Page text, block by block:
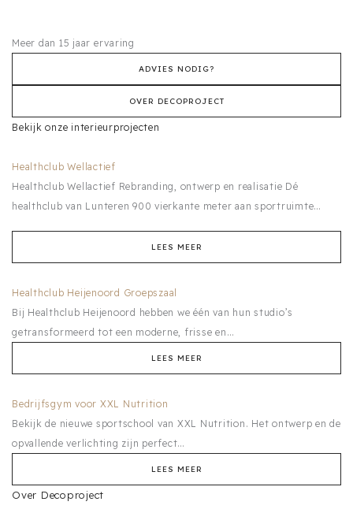
Meer dan 15 jaar ervaring
ADVIES NODIG?
OVER DECOPROJECT
Bekijk onze interieurprojecten
Healthclub Wellactief
Healthclub Wellactief Rebranding, ontwerp en realisatie Dé
healthclub van Lunteren 900 vierkante meter aan sportruimte…
LEES MEER
Healthclub Heijenoord Groepszaal
Bij Healthclub Heijenoord hebben we één van hun studio’s
getransformeerd tot een moderne, frisse en…
LEES MEER
Bedrijfsgym voor XXL Nutrition
Bekijk de nieuwe sportschool van XXL Nutrition. Het ontwerp en de
opvallende verlichting zijn perfect…
LEES MEER
Over Decoproject